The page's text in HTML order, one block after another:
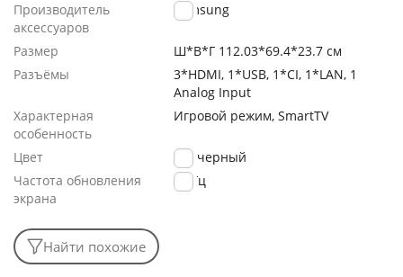
Производитель
аксессуаров
Samsung
Размер
Ш*В*Г 112.03*69.4*23.7 см
Разъёмы
3*HDMI, 1*USB, 1*CI, 1*LAN, 1
Analog Input
Характерная
особенность
Игровой режим, SmartTV
Цвет
черный
Частота обновления
экрана
60 Гц
Найти похожие